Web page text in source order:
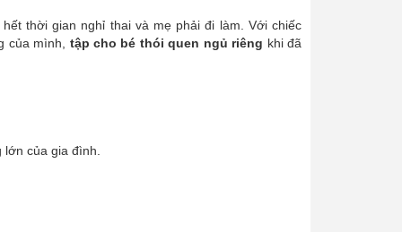
thời gian nghỉ thai và mẹ phải đi làm. Với chiếc
của mình, tập cho bé thói quen ngủ riêng khi đã
của gia đình.